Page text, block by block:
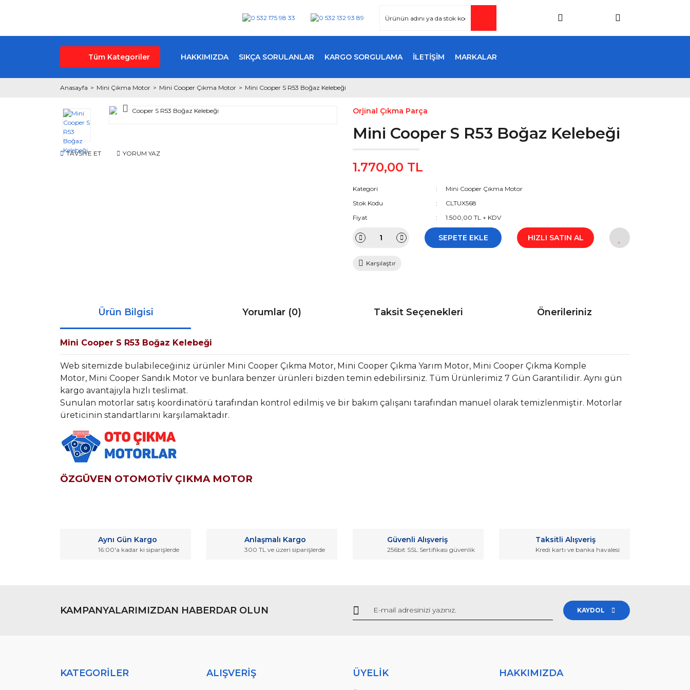
Tüm Kategoriler HAKKIMIZDA SIKÇA SORULANLAR KARGO SORGULAMA İLETİŞİM MARKALAR
Anasayfa Mini Çıkma Motor Mini Cooper Çıkma Motor Mini Cooper S R53 Boğaz Kelebeği
TAVSİYE ET YORUM YAZ
Orjinal Çıkma Parça
Mini Cooper S R53 Boğaz Kelebeği
1.770,00 TL
Kategori
Mini Cooper Çıkma Motor
Stok Kodu
CLTUX568
Fiyat
1.500,00 TL + KDV
SEPETE EKLE HIZLI SATIN AL
Karşılaştır
Ürün Bilgisi Yorumlar (0) Taksit Seçenekleri Önerileriniz
Mini Cooper S R53 Boğaz Kelebeği
Web sitemizde bulabileceğiniz ürünler Mini Cooper Çıkma Motor, Mini Cooper Çıkma Yarım Motor, Mini Cooper Çıkma Komple
Motor, Mini Cooper Sandık Motor ve bunlara benzer ürünleri bizden temin edebilirsiniz. Tüm Ürünlerimiz 7 Gün Garantilidir. Aynı gün
kargo avantajıyla hızlı teslimat.
Sunulan motorlar satış koordinatörü tarafından kontrol edilmiş ve bir bakım çalışanı tarafından manuel olarak temizlenmiştir. Motorlar
üreticinin standartlarını karşılamaktadır.
ÖZGÜVEN OTOMOTİV ÇIKMA MOTOR
Ürün resmi kalitesiz, bozuk veya görüntülenemiyor.
Gönder
Aynı Gün Kargo
16:00'a kadar ki siparişlerde
Anlaşmalı Kargo
300 TL ve üzeri siparişlerde
Güvenli Alışveriş
256bit SSL Sertifikası güvenlik
Taksitli Alışveriş
Kredi kartı ve banka havalesi
KAMPANYALARIMIZDAN HABERDAR OLUN KAYDOL
KATEGORİLER ALIŞVERİŞ ÜYELİK HAKKIMIZDA